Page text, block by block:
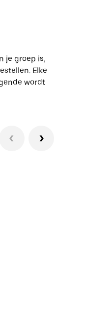
je groep is,
Elke
wordt